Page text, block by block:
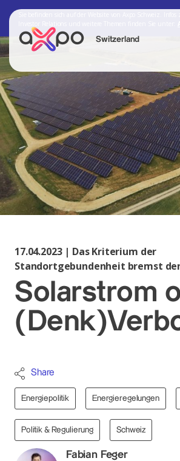
Switzerland
Search
Axpo Group
17.04.2023 | Das Kriterium der
Standortgebundenheit bremst
Solarstrom
Share
Energiepolitik Energieregelungen
Politik & Regulierung Schweiz
Fabian Feger